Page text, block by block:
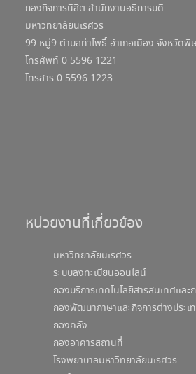
กองกิจการนิสิต สำนักงานอธิการบดี
มหาวิทยาลัยนเรศวร
99 หมู่9 ตำบลท่าโพธิ์ อำเภอเมือง จังหวัด
โทรศัพท์ 0 5596 1221
โทรสาร 0 5596 1223
หน่วยงานที่เกี่ยวข้อง
มหาวิทยาลัยนเรศวร
ระบบลงทะเบียนออนไลน์
กองบริการเทคโนโลยีสารสนเทศและ
กองพัฒนาภาษาและกิจการต่างประเ
กองคลัง
กองอาคารสถานที่
โรงพยาบาลมหาวิทยาลัยนเรศวร